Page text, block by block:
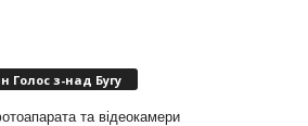
Голос з-над Бугу
та відеокамери